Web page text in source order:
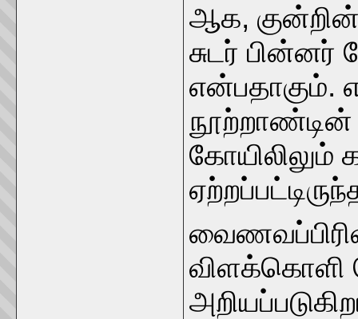
ஆக, குன்றின்
சுடர் பின்னர்
நூற்றாண்டின்
கோயிலிலும்
விளக்கொளி